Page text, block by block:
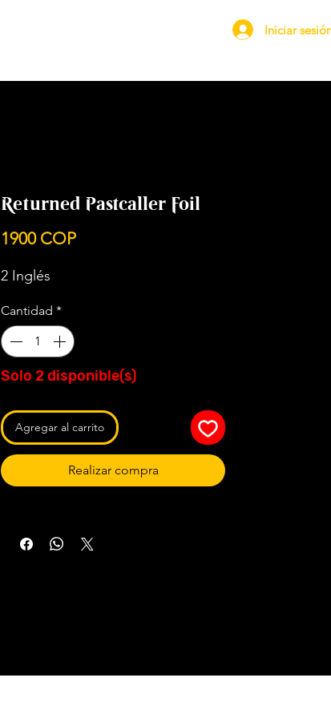
Iniciar
Returned Pastcaller Foil
1900 COPPrecio
2 Inglés
Cantidad *
Solo 2 disponible(s)
Agregar al carrito
Realizar compra